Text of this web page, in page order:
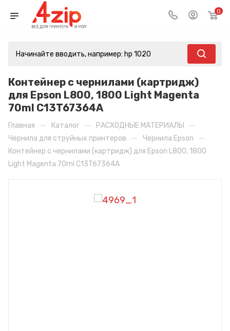
0
Контейнер с чернилами (картридж)
для Epson L800, 1800 Light Magenta
70ml C13T67364A
Главная — Каталог — РАСХОДНЫЕ МАТЕРИАЛЫ —
Чернила для струйных принтеров — Чернила Epson —
Контейнер с чернилами (картридж) для Epson L800, 1800
Light Magenta 70ml C13T67364A